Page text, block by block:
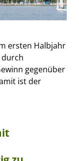
ersten Halbjahr
durch
gegenüber
ist der